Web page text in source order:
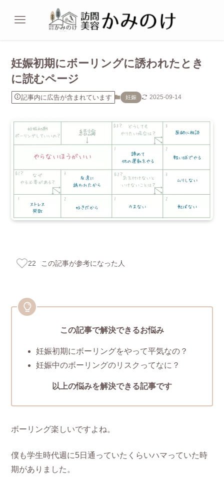
妊娠初期にボーリングに誘われたとき
に読むページ
記事内に広告が含まれています 妊娠 2025-09-14
22 この記事が参考になった人
この記事で解決できるお悩み
妊娠初期にボーリングをやって平気なの？
妊娠中のボーリングのリスクってなに？
以上の悩みを解決できる記事です
ボーリング楽しいですよね。
僕も学生時代週に5日通っていたくらいハマっていた時
期がありました。